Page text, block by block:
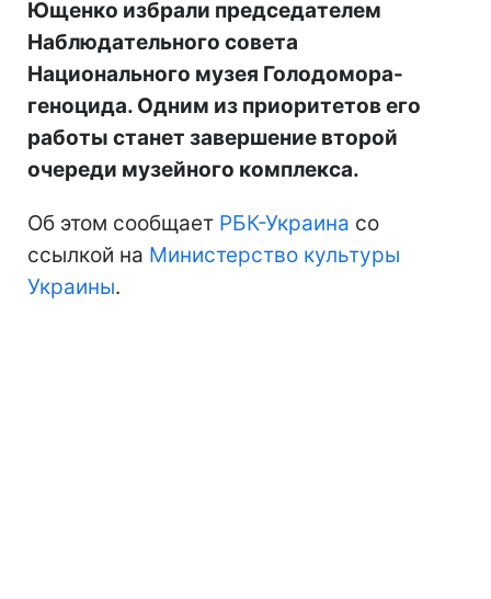
Ющенко избрали председателем
Наблюдательного совета
Национального музея Голодомора-
геноцида. Одним из приоритетов его
работы станет завершение второй
очереди музейного комплекса.
Об этом сообщает РБК-Украина со
ссылкой на Министерство культуры
Украины.